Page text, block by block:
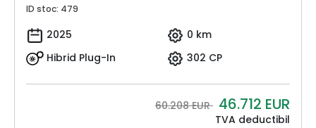
ID stoc: 479
2025
0 km
Hibrid Plug-In
302 CP
60.208 EUR 46.712 EUR
TVA deductibil